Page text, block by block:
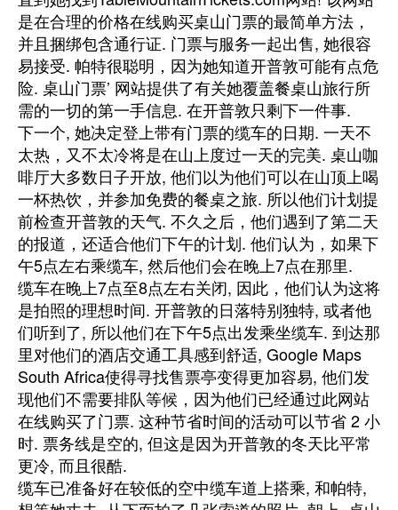
是在合理的价格在线购买桌山门票的最简单方法，
并且捆绑包含通行证. 门票与服务一起出售, 她很容
易接受. 帕特很聪明，因为她知道开普敦可能有点危
险. 桌山门票’ 网站提供了有关她覆盖餐桌山旅行所
需的一切的第一手信息. 在开普敦只剩下一件事.
下一个, 她决定登上带有门票的缆车的日期. 一天不
太热，又不太冷将是在山上度过一天的完美. 桌山咖
啡厅大多数日子开放, 他们以为他们可以在山顶上喝
一杯热饮，并参加免费的餐桌之旅. 所以他们计划提
前检查开普敦的天气. 不久之后，他们遇到了第二天
的报道，还适合他们下午的计划. 他们认为，如果下
午5点左右乘缆车, 然后他们会在晚上7点在那里.
缆车在晚上7点至8点左右关闭, 因此，他们认为这将
是拍照的理想时间. 开普敦的日落特别独特, 或者他
们听到了, 所以他们在下午5点出发乘坐缆车. 到达那
里对他们的酒店交通工具感到舒适, Google Maps
South Africa使得寻找售票亭变得更加容易, 他们发
现他们不需要排队等候，因为他们已经通过此网站
在线购买了门票. 这种节省时间的活动可以节省 2 小
时. 票务线是空的, 但这是因为开普敦的冬天比平常
更冷, 而且很酷.
缆车已准备好在较低的空中缆车道上搭乘, 和帕特,